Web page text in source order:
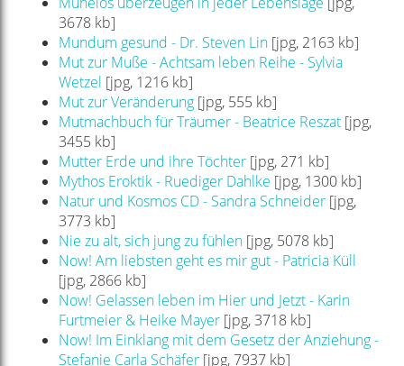
3678 kb]
Mundum gesund - Dr. Steven Lin[jpg, 2163 kb]
Mut zur Muße - Achtsam leben Reihe - Sylvia
Wetzel [jpg, 1216 kb]
Mut zur Veränderung[jpg, 555 kb]
Mutmachbuch für Träumer - Beatrice Reszat[jpg,
3455 kb]
Mutter Erde und ihre Töchter[jpg, 271 kb]
Mythos Eroktik - Ruediger Dahlke [jpg, 1300 kb]
Natur und Kosmos CD - Sandra Schneider[jpg,
3773 kb]
Nie zu alt, sich jung zu fühlen[jpg, 5078 kb]
Now! Am liebsten geht es mir gut - Patricia Küll
[jpg, 2866 kb]
Now! Gelassen leben im Hier und Jetzt - Karin
Furtmeier & Heike Mayer[jpg, 3718 kb]
Now! Im Einklang mit dem Gesetz der Anziehung -
Stefanie Carla Schäfer[jpg, 7937 kb]